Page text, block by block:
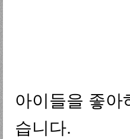
아이들을 좋아
습니다.